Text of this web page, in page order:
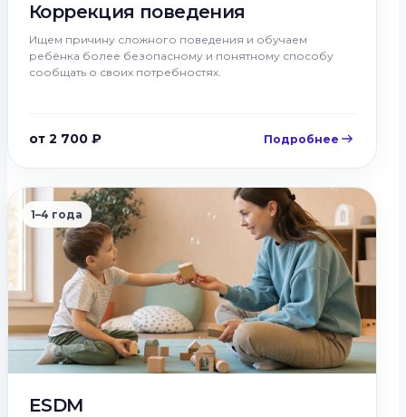
Коррекция поведения
Ищем причину сложного поведения и обучаем
ребёнка более безопасному и понятному способу
сообщать о своих потребностях.
от 2 700 ₽ Подробнее
1–4 года
ESDM